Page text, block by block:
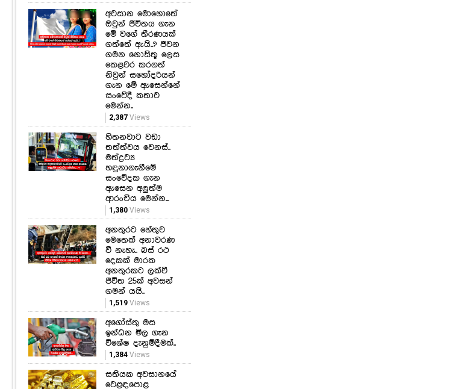
අවසාන මොහොතේ
ඔවුන් ජීවිතය ගැන
මේ වගේ තීරණයක්
ගත්තේ ඇයි..? ජීවන
ගමන නොසිතූ ලෙස
කෙළවර කරගත්
නිවුන් සහෝදරියන්
ගැන මේ ඇසෙන්නේ
සංවේදී කතාව
මෙන්න..
2,387Views
හිතනවාට වඩා
තත්ත්වය වෙනස්..
මත්ද්‍රව්‍ය
හඳුනාගැනීමේ
සංවේදක ගැන
ඇසෙන අලුත්ම
ආරංචිය මෙන්න...
1,380Views
අනතුරට හේතුව
මෙතෙක් අනාවරණ
වී නැහැ.. බස් රථ
දෙකක් මාරක
අනතුරකට ලක්වී
ජීවිත 25ක් අවසන්
ගමන් යයි..
1,519Views
අගෝස්තු මස
ඉන්ධන මිල ගැන
විශේෂ දැනුම්දීමක්..
1,384Views
සතියක අවසානයේ
වෙළඳපොළ